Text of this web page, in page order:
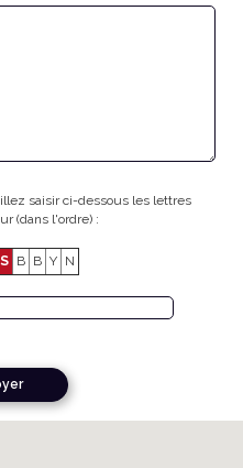
saisir ci-dessous les lettres
(dans l'ordre) :
S B B Y N